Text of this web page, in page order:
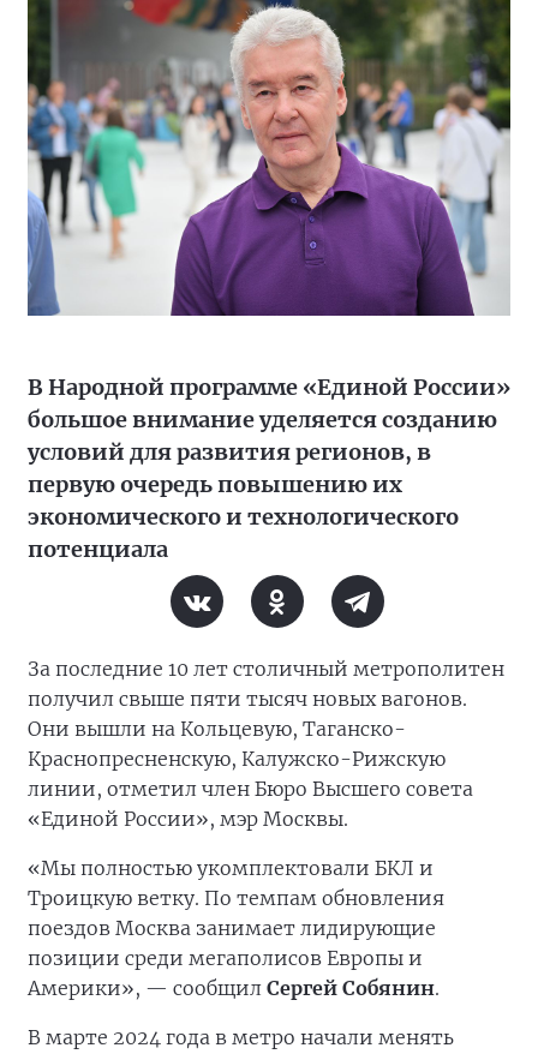
В Народной программе «Единой России»
большое внимание уделяется созданию
условий для развития регионов, в
первую очередь повышению их
экономического и технологического
потенциала
За последние 10 лет столичный метрополитен
получил свыше пяти тысяч новых вагонов.
Они вышли на Кольцевую, Таганско-
Краснопресненскую, Калужско-Рижскую
линии, отметил член Бюро Высшего совета
«Единой России», мэр Москвы.
«Мы полностью укомплектовали БКЛ и
Троицкую ветку. По темпам обновления
поездов Москва занимает лидирующие
позиции среди мегаполисов Европы и
Америки», — сообщил Сергей Собянин.
В марте 2024 года в метро начали менять